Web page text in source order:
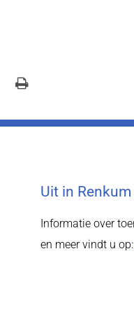
Uit in Renkum
Informatie over
en meer vindt u op: